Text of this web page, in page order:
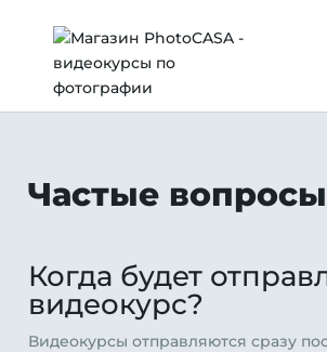
Частые вопросы
Когда будет
видеокурс?
Видеокурсы отправляются сразу